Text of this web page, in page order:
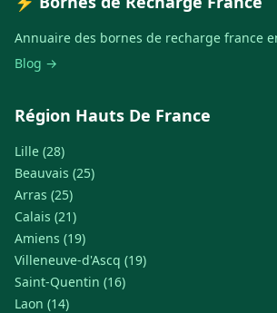
Annuaire des bornes de recharge france
Blog →
Région Hauts De France
Lille (28)
Beauvais (25)
Arras (25)
Calais (21)
Amiens (19)
Villeneuve-d'Ascq (19)
Saint-Quentin (16)
Laon (14)